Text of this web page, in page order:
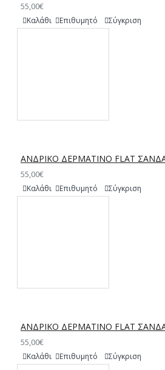
55,00€
Καλάθι Επιθυμητό Σύγκριση
ΑΝΔΡΙΚΟ ΔΕΡΜΑΤΙΝΟ FLAT
55,00€
Καλάθι Επιθυμητό Σύγκριση
ΑΝΔΡΙΚΟ ΔΕΡΜΑΤΙΝΟ FLAT
55,00€
Καλάθι Επιθυμητό Σύγκριση